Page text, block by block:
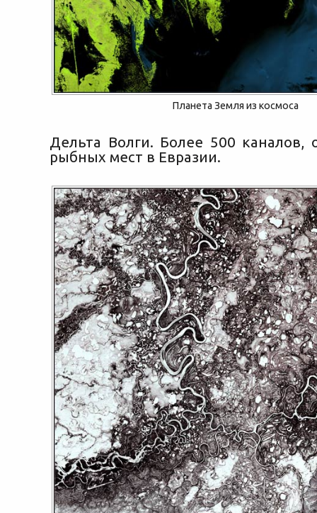
Планета Земля из космоса
Дельта Волги. Более 500 каналов,
рыбных мест в Евразии.